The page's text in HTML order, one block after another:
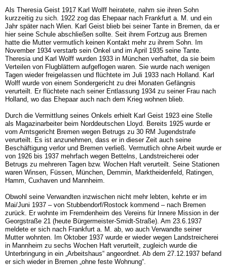
Als Theresia Geist 1917 Karl Wolff heiratete, nahm sie ihren Sohn
kurzzeitig zu sich. 1922 zog das Ehepaar nach Frankfurt a. M. und ein
Jahr später nach Wien. Karl Geist blieb bei seiner Tante in Bremen, da er
hier seine Schule abschließen sollte. Seit ihrem Fortzug aus Bremen
hatte die Mutter vermutlich keinen Kontakt mehr zu ihrem Sohn. Im
November 1934 verstarb sein Onkel und im April 1935 seine Tante.
Theresia und Karl Wolff wurden 1933 in München verhaftet, da sie beim
Verteilen von Flugblättern aufgeflogen waren. Sie wurde nach wenigen
Tagen wieder freigelassen und flüchtete im Juli 1933 nach Hol­land. Karl
Wolff wurde von einem Sondergericht zu drei Monaten Gefängnis
verurteilt. Er flüchtete nach seiner Entlassung 1934 zu seiner Frau nach
Holland, wo das Ehepaar auch nach dem Krieg wohnen blieb.
Durch die Vermittlung seines Onkels erhielt Karl Geist 1923 eine Stelle
als Magazinar­beiter beim Norddeutschen Lloyd. Bereits 1925 wurde er
vom Amtsgericht Bremen we­gen Betrugs zu 30 RM Jugendstrafe
verurteilt. Es ist anzunehmen, dass er in dieser Zeit auch seine
Beschäftigung verlor und Bremen verließ. Vermutlich ohne Arbeit wurde er
von 1926 bis 1937 mehrfach wegen Bettelns, Landstreicherei oder
Betrugs zu mehreren Tagen bzw. Wochen Haft verurteilt. Seine Stationen
waren Winsen, Füssen, München, Demmin, Marktheidenfeld, Ratingen,
Hamm, Cuxhaven und Mannheim.
Obwohl seine Verwandten inzwischen nicht mehr lebten, kehrte er im
Mai/Juni 1937 – von Stubbendorf/Rostock kommend – nach Bremen
zurück. Er wohnte im Fremdenheim des Vereins für Innere Mission in der
Georgstraße 21 (heute Bürgermeister-Smidt-Stra­ße). Am 23.6.1937
meldete er sich nach Frankfurt a. M. ab, wo auch Verwandte seiner
Mutter wohnten. Im Oktober 1937 wurde er wieder wegen Landstreicherei
in Mannheim zu sechs Wochen Haft verurteilt, zugleich wurde die
Unterbringung in ein „Arbeitshaus“ angeordnet. Ab dem 27.12.1937 befand
er sich wieder in Bremen „ohne feste Wohnung“.